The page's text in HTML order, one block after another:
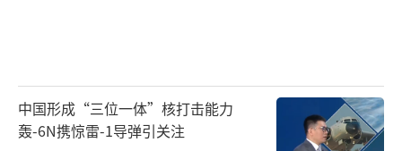
中国形成“三位一体”核打击能力
轰-6N携惊雷-1导弹引关注